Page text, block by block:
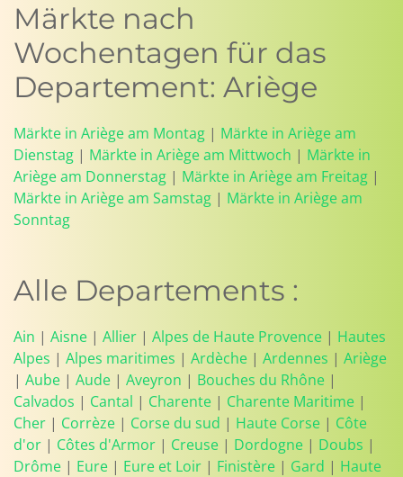
Märkte nach
Wochentagen für das
Departement: Ariège
Märkte in Ariège am Montag | Märkte in Ariège am
Dienstag | Märkte in Ariège am Mittwoch | Märkte in
Ariège am Donnerstag | Märkte in Ariège am Freitag |
Märkte in Ariège am Samstag | Märkte in Ariège am
Sonntag
Alle Departements :
Ain | Aisne | Allier | Alpes de Haute Provence | Hautes
Alpes | Alpes maritimes | Ardèche | Ardennes | Ariège
| Aube | Aude | Aveyron | Bouches du Rhône |
Calvados | Cantal | Charente | Charente Maritime |
Cher | Corrèze | Corse du sud | Haute Corse | Côte
d'or | Côtes d'Armor | Creuse | Dordogne | Doubs |
Drôme | Eure | Eure et Loir | Finistère | Gard | Haute